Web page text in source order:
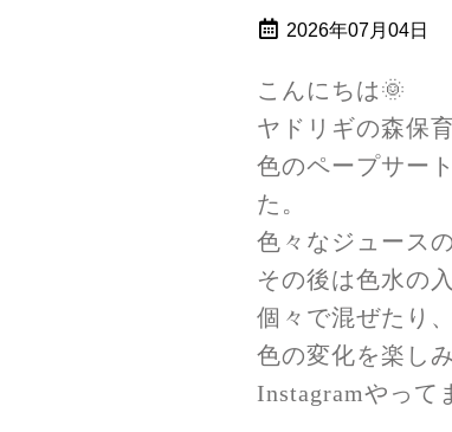
2026年07月04日
こんにちは🌞
ヤドリギの森保
色のペープサー
た。
色々なジュース
その後は色水の
個々で混ぜたり
色の変化を楽し
Instagramやって